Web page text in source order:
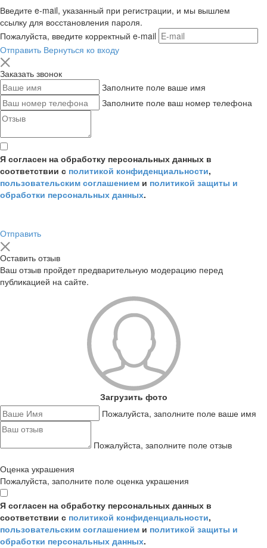
Введите e-mail, указанный при регистрации, и мы вышлем
ссылку для восстановления пароля.
Пожалуйста, введите корректный e-mail
Отправить Вернуться ко входу
Заказать звонок
Заполните поле ваше имя
Заполните поле ваш номер телефона
Я согласен на обработку персональных данных в
соответствии с политикой конфиденциальности,
пользовательским соглашением и политикой защиты и
обработки персональных данных.
Отправить
Оставить отзыв
Ваш отзыв пройдет предварительную модерацию перед
публикацией на сайте.
Загрузить фото
Пожалуйста, заполните поле ваше имя
Пожалуйста, заполните поле отзыв
Оценка украшения
Пожалуйста, заполните поле оценка украшения
Я согласен на обработку персональных данных в
соответствии с политикой конфиденциальности,
пользовательским соглашением и политикой защиты и
обработки персональных данных.